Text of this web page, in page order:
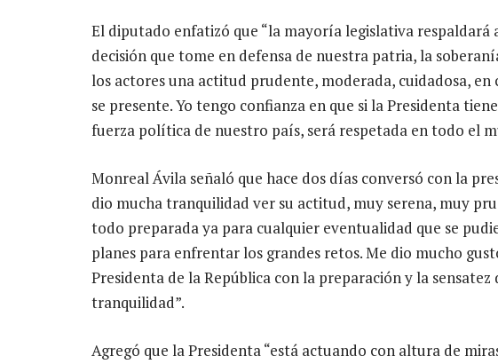
El diputado enfatizó que “la mayoría legislativa respaldará
decisión que tome en defensa de nuestra patria, la
los actores una actitud prudente, moderada, cuidadosa,
se presente. Yo tengo confianza en que si la Presidenta
fuerza política de nuestro país, será respetada en todo el
Monreal Ávila señaló que hace dos días conversó con la
dio mucha tranquilidad ver su actitud, muy serena, muy
todo preparada ya para cualquier eventualidad que se
planes para enfrentar los grandes retos. Me dio mucho
Presidenta de la República con la preparación y la
tranquilidad”.
Agregó que la Presidenta “está actuando con altura de